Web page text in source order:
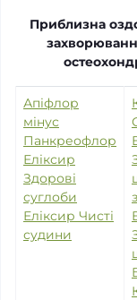
Приблизна
Апіфлор
мінус
Панкреофлор
Еліксир
Здорові
суглоби
Еліксир Чисті
судини